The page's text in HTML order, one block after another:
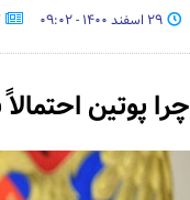
۲۹ اسفند ۱۴۰۰ - ۰۹:۰۲
چرا پوتین